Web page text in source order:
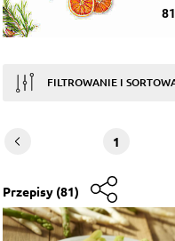
FILTROWANIE I
1
Przepisy (81)